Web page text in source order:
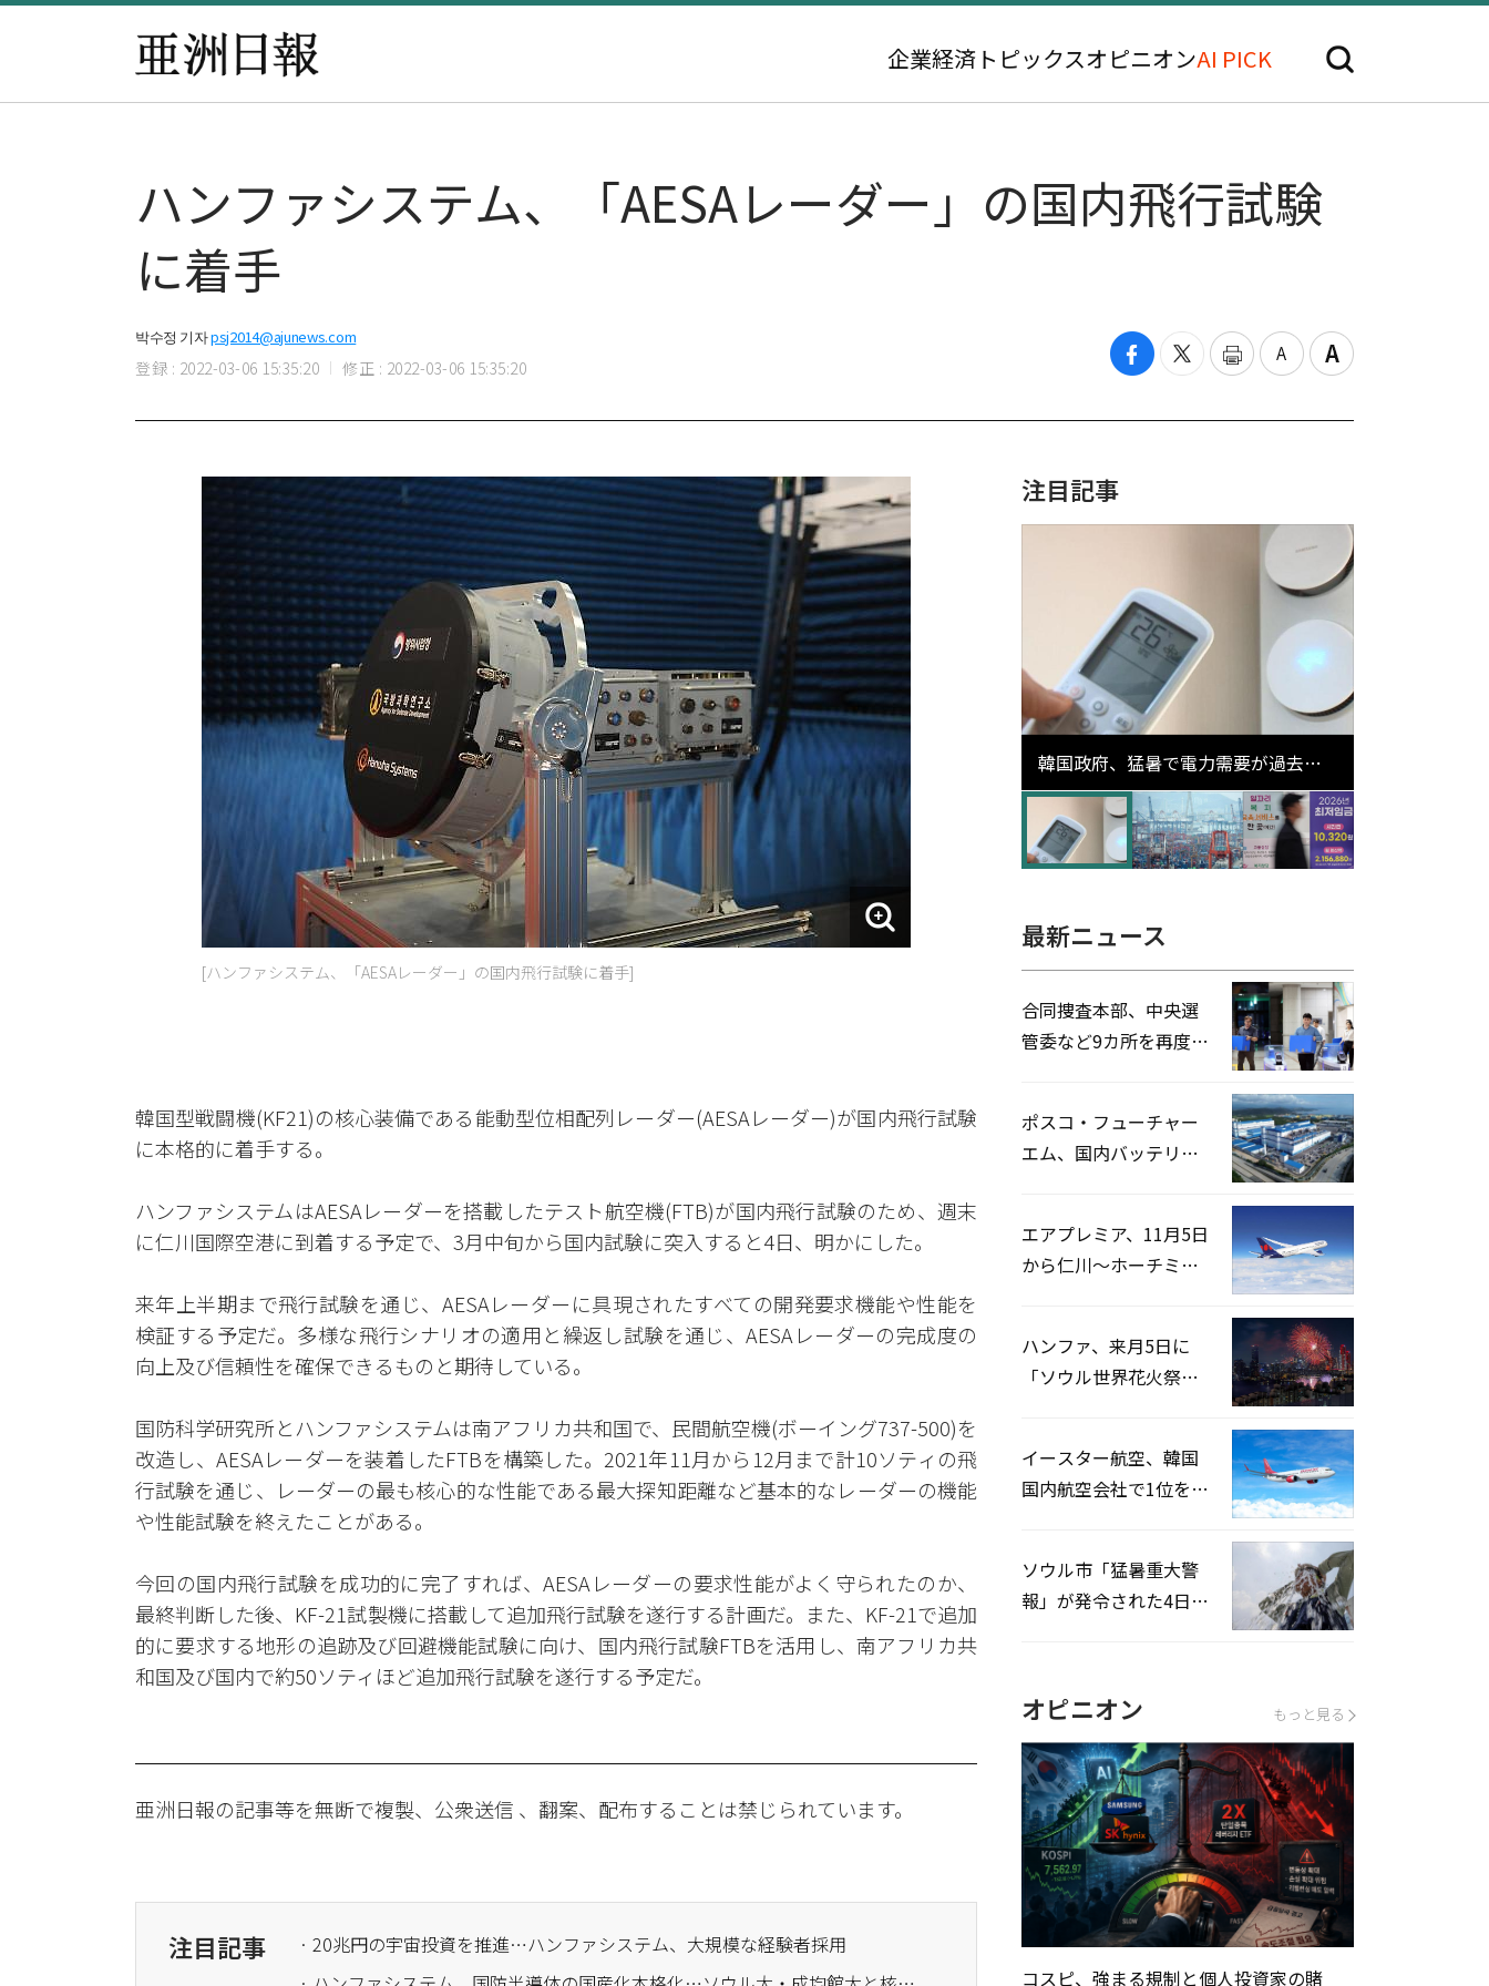
企業経済 トピックスオピニオンAI PICK
ハンファシステム、「AESAレーダー」の国内飛行試験
に着手
박수정 기자psj2014@ajunews.com
登録 : 2022-03-06 15:35:20 修正 : 2022-03-06 15:35:20
[ハンファシステム、「AESAレーダー」の国内飛行試験に着手]
韓国型戦闘機(KF21)の核心装備である能動型位相配列レーダー(AESAレーダー)が国内飛行試験
に本格的に着手する。
ハンファシステムはAESAレーダーを搭載したテスト航空機(FTB)が国内飛行試験のため、週末
に仁川国際空港に到着する予定で、3月中旬から国内試験に突入すると4日、明かにした。
来年上半期まで飛行試験を通じ、AESAレーダーに具現されたすべての開発要求機能や性能を
検証する予定だ。多様な飛行シナリオの適用と繰返し試験を通じ、AESAレーダーの完成度の
向上及び信頼性を確保できるものと期待している。
国防科学研究所とハンファシステムは南アフリカ共和国で、民間航空機(ボーイング737-500)を
改造し、AESAレーダーを装着したFTBを構築した。2021年11月から12月まで計10ソティの飛
行試験を通じ、レーダーの最も核心的な性能である最大探知距離など基本的なレーダーの機能
や性能試験を終えたことがある。
今回の国内飛行試験を成功的に完了すれば、AESAレーダーの要求性能がよく守られたのか、
最終判断した後、KF-21試製機に搭載して追加飛行試験を遂行する計画だ。また、KF-21で追加
的に要求する地形の追跡及び回避機能試験に向け、国内飛行試験FTBを活用し、南アフリカ共
和国及び国内で約50ソティほど追加飛行試験を遂行する予定だ。
亜洲日報の記事等を無断で複製、公衆送信 、翻案、配布することは禁じられています。
注目記事
· 20兆円の宇宙投資を推進…ハンファシステム、大規模な経験者採用
注目記事
韓国政府、猛暑で電力需要が過去最
高更新の可能性に需給対応体制を点
検
最新ニュース
合同捜査本部、中央選
管委など9カ所を再度家
ポスコ・フューチャー
エム、国内バッテリー
エアプレミア、11月5日
から仁川〜ホーチミン
ハンファ、来月5日に
「ソウル世界花火祭り
イースター航空、韓国
国内航空会社で1位を記
ソウル市「猛暑重大警
報」が発令された4日、
オピニオン もっと見る
コスピ、強まる規制と個人投資家の賭